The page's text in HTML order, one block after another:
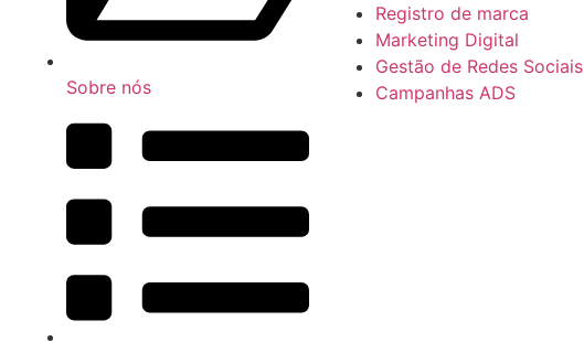
Sobre nós
Registro de marca
Marketing Digital
Gestão de Redes Sociais
Campanhas ADS